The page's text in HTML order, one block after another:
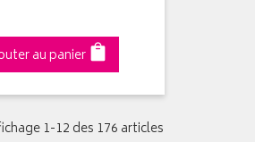
au panier
1-12 des 176 articles